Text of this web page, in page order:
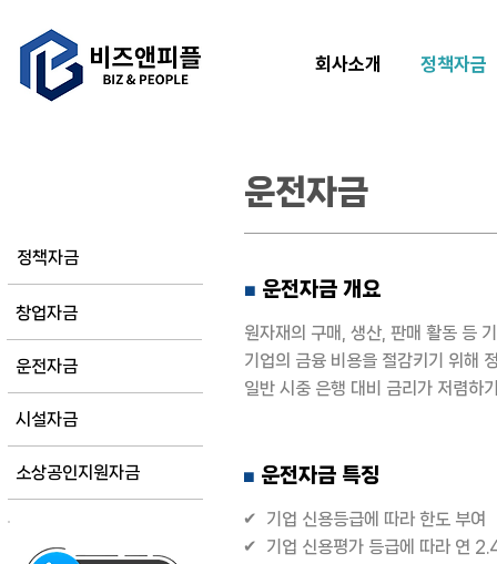
회사소개 정책자금
정책자금
창업자금
운전자금
시설자금
소상공인지원자금
운전자금
■ 운전자금 개요
원자재의 구매, 생산, 판매 활동 등
기업의 금융 비용을 절감키기 위해
일반 시중 은행 대비 금리가 저렴하
■ 운전자금 특징
✔ 기업 신용등급에 따라 한도 부여
✔ 기업 신용평가 등급에 따라 연